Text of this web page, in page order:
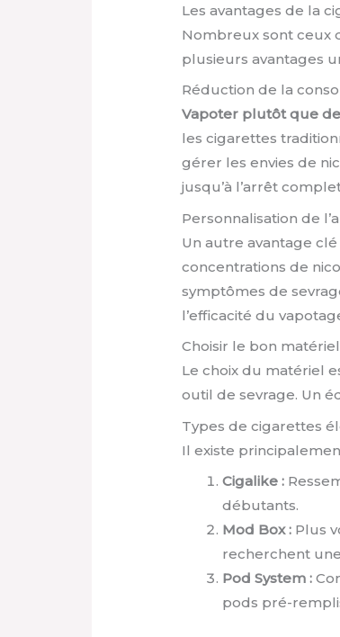
Les avantages de la
Nombreux sont ceux
plusieurs avantages
Réduction de la
Vapoter plutôt que
les cigarettes
gérer les envies de
jusqu’à l’arrêt
Personnalisation de
Un autre avantage
concentrations de
symptômes de
l’efficacité du
Choisir le bon
Le choix du matériel
outil de sevrage. Un
Types de cigarettes
Il existe
Cigalike :
débutants.
Mod Box : Plus
recherchent
Pod System :
pods pré-